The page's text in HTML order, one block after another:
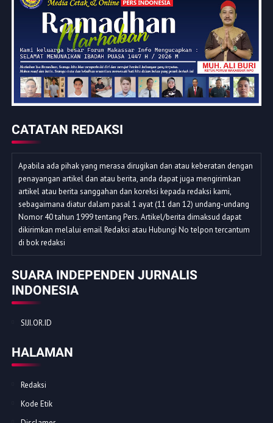
CATATAN REDAKSI
Apabila ada pihak yang merasa dirugikan dan atau keberatan dengan
penayangan artikel dan atau berita, anda dapat juga mengirimkan
artikel atau berita sanggahan dan koreksi kepada redaksi kami,
sebagaimana diatur dalam pasal 1 ayat (11 dan 12) undang-undang
Nomor 40 tahun 1999 tentang Pers. Artikel/berita dimaksud dapat
dikirimkan melalui email Redaksi atau Hubungi No telpon tercantum
di bok redaksi
SUARA INDEPENDEN JURNALIS
INDONESIA
SIJI.OR.ID
HALAMAN
Redaksi
Kode Etik